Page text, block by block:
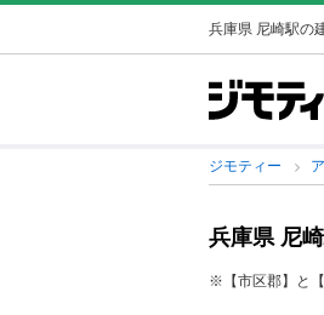
兵庫県 尼崎駅の
ジモティー
兵庫県 尼
※【市区郡】と